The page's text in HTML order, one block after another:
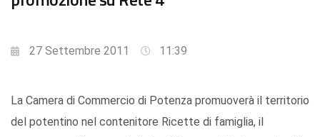
27 Settembre 2011 11:39
La Camera di Commercio di Potenza promuoverà il territorio
del potentino nel contenitore Ricette di famiglia, il